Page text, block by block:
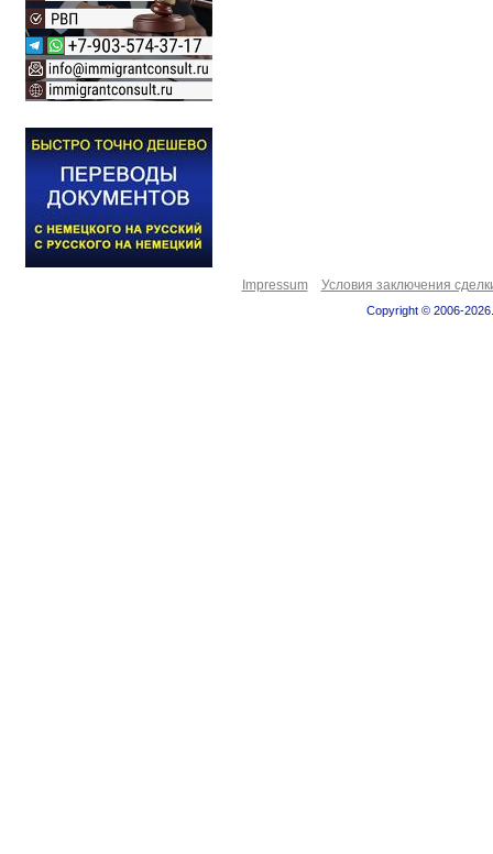
Impressum Условия заключения
Copyright © 2006-